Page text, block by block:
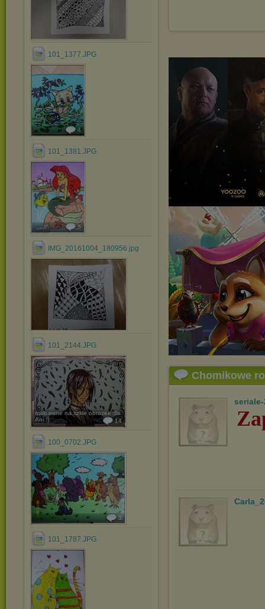
101_1377.JPG
4
101_1381.JPG
5
IMG_20161004_180956.jpg
101_2144.JPG
malowane na szkle obrazek dla
Ani :)
14
100_0702.JPG
3
101_1787.JPG
Chomikowe
seriale-